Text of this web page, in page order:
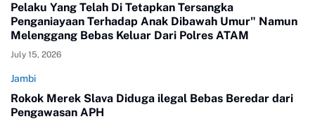
Pelaku Yang Telah Di Tetapkan Tersangka
Penganiayaan Terhadap Anak Dibawah Umur" Namun
Melenggang Bebas Keluar Dari Polres ATAM
July 15, 2026
Jambi
Rokok Merek Slava Diduga ilegal Bebas Beredar dari
Pengawasan APH